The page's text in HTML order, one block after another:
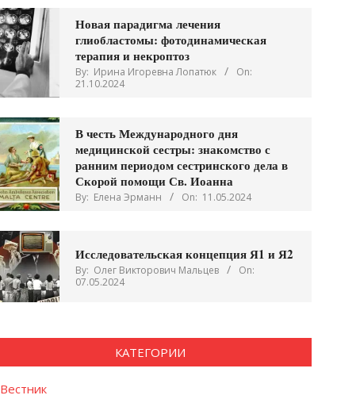
Новая парадигма лечения
глиобластомы: фотодинамическая
терапия и некроптоз
By: Ирина Игоревна Лопатюк
On:
21.10.2024
В честь Международного дня
медицинской сестры: знакомство с
ранним периодом сестринского дела в
Скорой помощи Св. Иоанна
By: Елена Эрманн On: 11.05.2024
Исследовательская концепция Я1 и Я2
By: Олег Викторович Мальцев
On:
07.05.2024
КАТЕГОРИИ
Вестник